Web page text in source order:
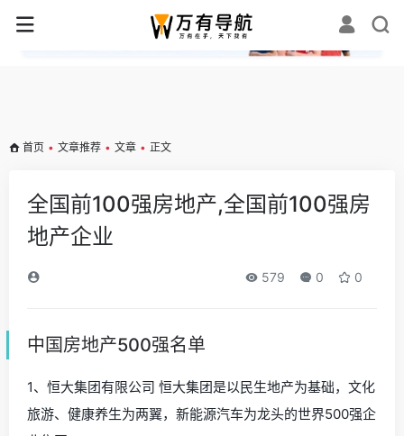
✕
首页 • 文章推荐 • 文章 • 正文
全国前100强房地产,全国前100强房
地产企业
579 0 0
中国房地产500强名单
1、恒大集团有限公司 恒大集团是以民生地产为基础，文化
旅游、健康养生为两翼，新能源汽车为龙头的世界500强企